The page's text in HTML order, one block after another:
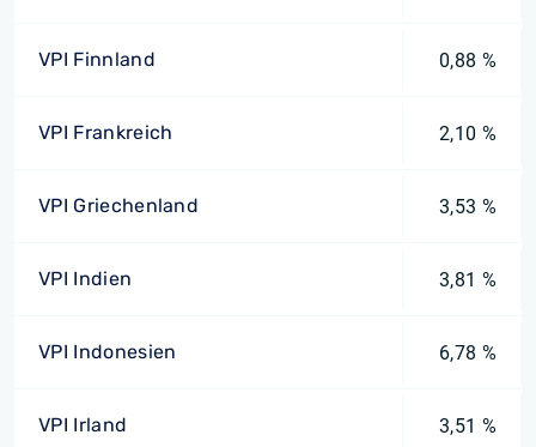
VPI Finnland 0,88 %
VPI Frankreich 2,10 %
VPI Griechenland 3,53 %
VPI Indien 3,81 %
VPI Indonesien 6,78 %
VPI Irland 3,51 %